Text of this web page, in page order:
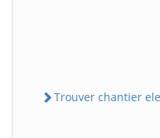
Trouver chantier